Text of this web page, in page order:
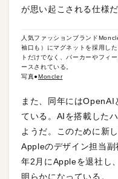
が思い起こされる仕様だ
人気ファッションブランド
袖口も）にマグネットを採用し
トだけでなく、パーカーやフィ
ースされている。
写真● Moncler
また、同年にはOpenAI
ている。AIを搭載した
ようだ。このために新
Appleのデザイン担当
年2月にAppleを退社し
明らかになっている。